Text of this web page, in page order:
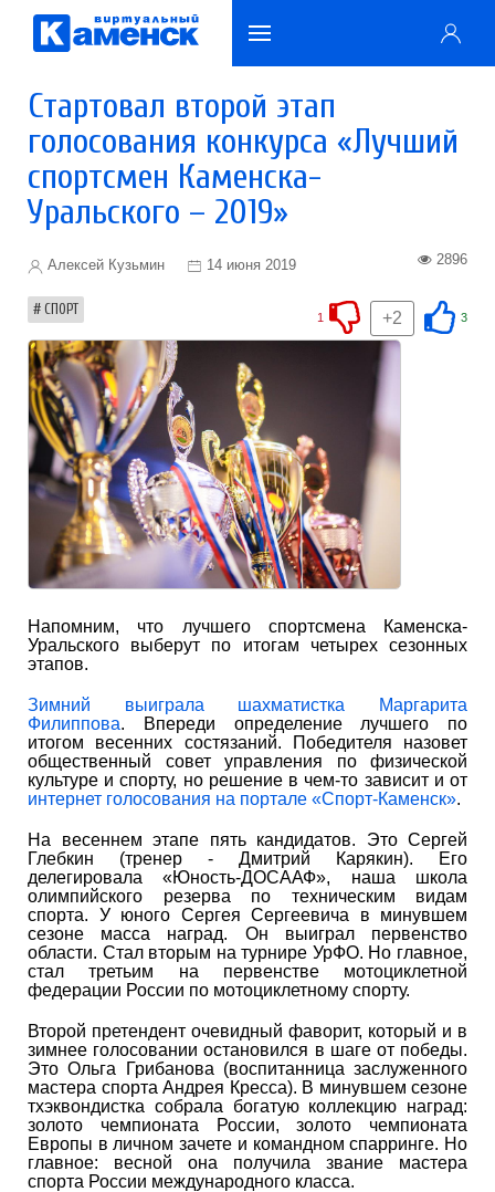
Стартовал второй этап
голосования конкурса «Лучший
спортсмен Каменска-
Уральского – 2019»
Алексей Кузьмин 14 июня 2019 2896
СПОРТ 3
+2
1
Напомним, что лучшего спортсмена Каменска-
Уральского выберут по итогам четырех сезонных
этапов.
Зимний выиграла шахматистка Маргарита
Филиппова. Впереди определение лучшего по
итогом весенних состязаний. Победителя назовет
общественный совет управления по физической
культуре и спорту, но решение в чем-то зависит и от
интернет голосования на портале «Спорт-Каменск».
На весеннем этапе пять кандидатов. Это Сергей
Глебкин (тренер - Дмитрий Карякин). Его
делегировала «Юность-ДОСААФ», наша школа
олимпийского резерва по техническим видам
спорта. У юного Сергея Сергеевича в минувшем
сезоне масса наград. Он выиграл первенство
области. Стал вторым на турнире УрФО. Но главное,
стал третьим на первенстве мотоциклетной
федерации России по мотоциклетному спорту.
Второй претендент очевидный фаворит, который и в
зимнее голосовании остановился в шаге от победы.
Это Ольга Грибанова (воспитанница заслуженного
мастера спорта Андрея Кресса). В минувшем сезоне
тхэквондистка собрала богатую коллекцию наград:
золото чемпионата России, золото чемпионата
Европы в личном зачете и командном спарринге. Но
главное: весной она получила звание мастера
спорта России международного класса.